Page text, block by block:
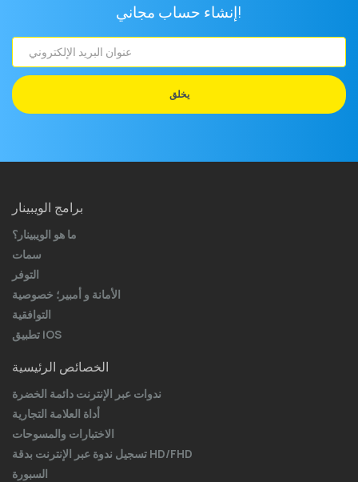
إنشاء حساب مجاني!
عنوان
البريد
الإلكتروني
يخلق
برامج الويبينار
ما هو الويبينار؟
سمات
التوفر
الأمانة و أمبير؛ خصوصية
التوافقية
تطبيق iOS
الخصائص الرئيسية
ندوات عبر الإنترنت دائمة الخضرة
أداة العلامة التجارية
الاختبارات والمسوحات
تسجيل ندوة عبر الإنترنت بدقة HD/FHD
السبورة